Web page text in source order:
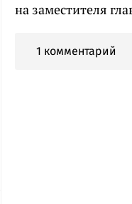
на заместителя
1 комментарий